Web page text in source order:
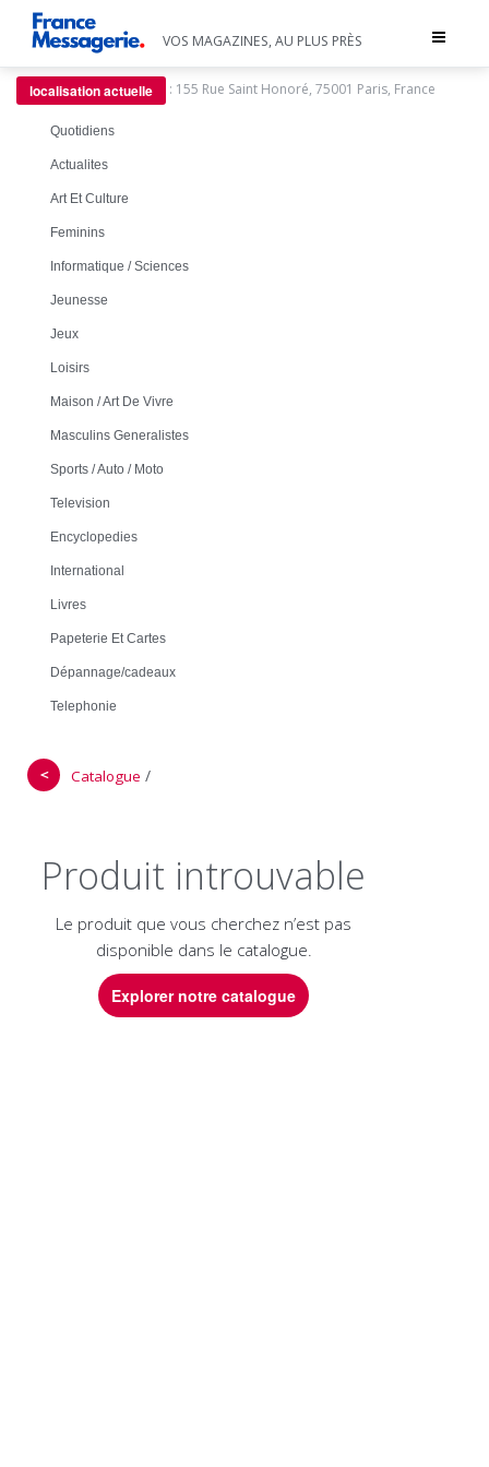
Toggle
VOS MAGAZINES, AU PLUS PRÈS
localisation actuelle : 155 Rue Saint Honoré, 75001 Paris, France
Quotidiens
Actualites
Art Et Culture
Feminins
Informatique / Sciences
Jeunesse
Jeux
Loisirs
Maison / Art De Vivre
Masculins Generalistes
Sports / Auto / Moto
Television
Encyclopedies
International
Livres
Papeterie Et Cartes
Dépannage/cadeaux
Telephonie
＜ Catalogue /
Produit introuvable
Le produit que vous cherchez n’est pas
disponible dans le catalogue.
Explorer notre catalogue